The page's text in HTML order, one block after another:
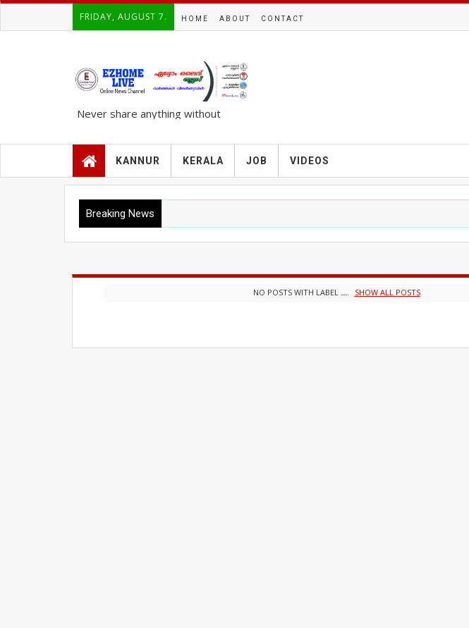
FRIDAY, AUGUST 7. HOME ABOUT CONTACT
Never share anything without
KANNUR KERALA JOB VIDEOS
Breaking News
NO POSTS WITH LABEL .... SHOW ALL POSTS